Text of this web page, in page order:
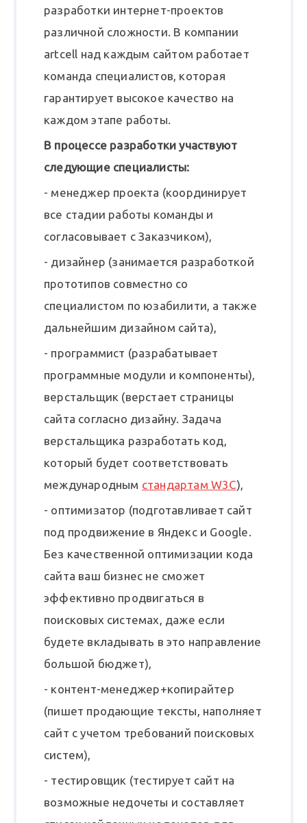
разработки интернет-проектов
различной сложности. В компании
artcell над каждым сайтом работает
команда специалистов, которая
гарантирует высокое качество на
каждом этапе работы.
В процессе разработки участвуют
следующие специалисты:
- менеджер проекта (координирует
все стадии работы команды и
согласовывает с Заказчиком),
- дизайнер (занимается разработкой
прототипов совместно со
специалистом по юзабилити, а также
дальнейшим дизайном сайта),
- программист (разрабатывает
программные модули и компоненты),
верстальщик (верстает страницы
сайта согласно дизайну. Задача
верстальщика разработать код,
который будет соответствовать
международным стандартам W3C),
- оптимизатор (подготавливает сайт
под продвижение в Яндекс и Google.
Без качественной оптимизации кода
сайта ваш бизнес не сможет
эффективно продвигаться в
поисковых системах, даже если
будете вкладывать в это направление
большой бюджет),
- контент-менеджер+копирайтер
(пишет продающие тексты, наполняет
сайт с учетом требований поисковых
систем),
- тестировщик (тестирует сайт на
возможные недочеты и составляет